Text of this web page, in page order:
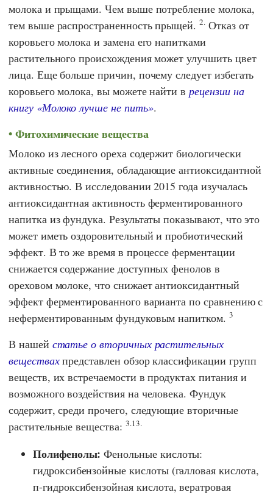
молока и прыщами. Чем выше потребление молока,
тем выше распространенность прыщей.2.Отказ от
коровьего молока и замена его напитками
растительного происхождения может улучшить цвет
лица. Еще больше причин, почему следует избегать
коровьего молока, вы можете найти в рецензии на
книгу «Молоко лучше не пить».
Фитохимические вещества
Молоко из лесного ореха содержит биологически
активные соединения, обладающие антиоксидантной
активностью. В исследовании 2015 года изучалась
антиоксидантная активность ферментированного
напитка из фундука. Результаты показывают, что это
может иметь оздоровительный и пробиотический
эффект. В то же время в процессе ферментации
снижается содержание доступных фенолов в
ореховом молоке, что снижает антиоксидантный
эффект ферментированного варианта по сравнению с
неферментированным фундуковым напитком. 3
В нашей статье о вторичных растительных
веществахпредставлен обзор классификации групп
веществ, их встречаемости в продуктах питания и
возможного воздействия на человека. Фундук
содержит, среди прочего, следующие вторичные
растительные вещества: 3.13.
Полифенолы: Фенольные кислоты:
гидроксибензойные кислоты (галловая кислота,
п-гидроксибензойная кислота, вератровая